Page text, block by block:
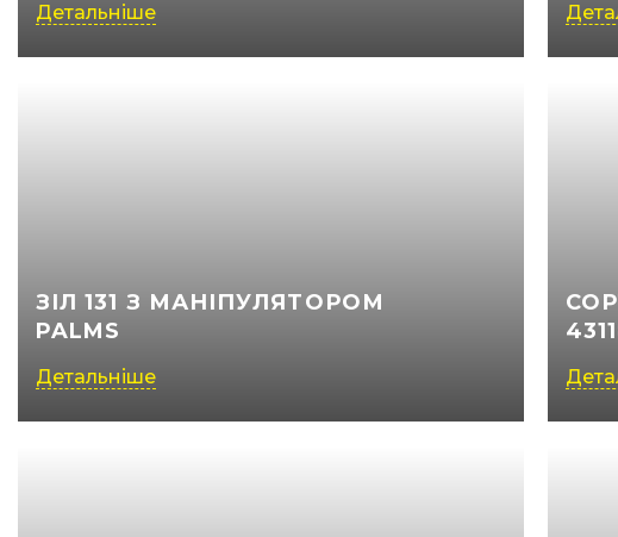
Детальніше
ЗІЛ 131 З МАНІПУЛЯТОРОМ
PALMS
Детальніше